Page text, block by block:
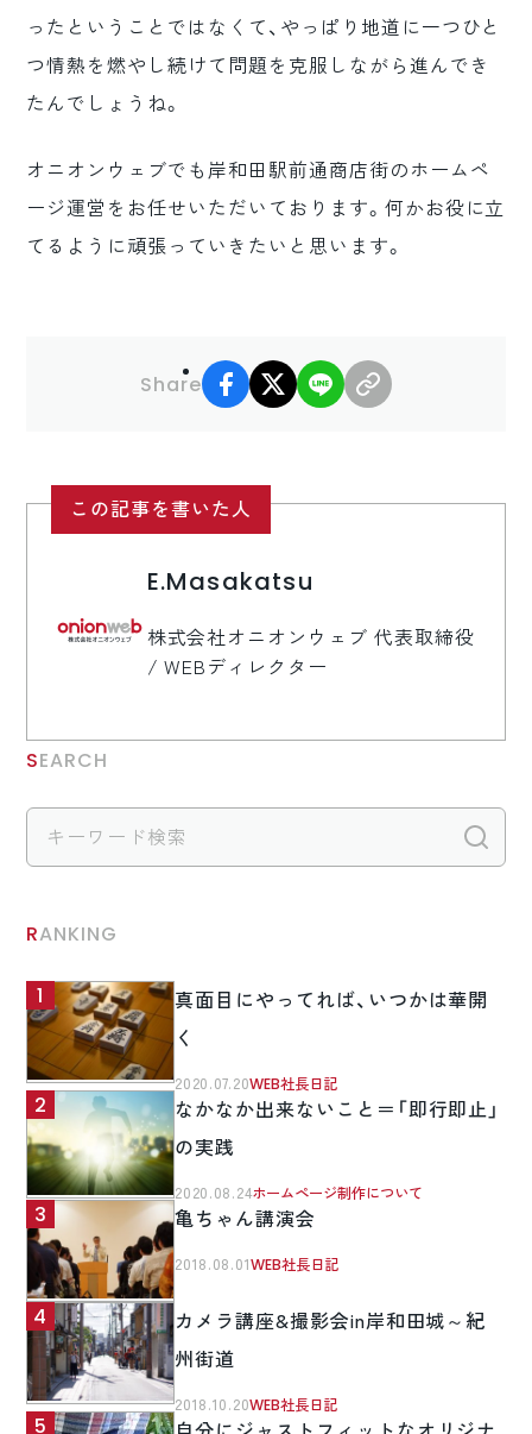
ったということではなくて、やっぱり地道に一つひと
つ情熱を燃やし続けて問題を克服しながら進んでき
たんでしょうね。
オニオンウェブでも岸和田駅前通商店街のホームペ
ージ運営をお任せいただいております。何かお役に立
てるように頑張っていきたいと思います。
Share
facebook
X LINE
この記事を書いた人
E.Masakatsu
株式会社オニオンウェブ 代表取締役
/ WEBディレクター
SEARCH
RANKING
真面目にやってれば、いつかは華開
く
2020.07.20WEB社長日記
なかなか出来ないこと＝「即行即止」
の実践
2020.08.24ホームページ制作について
亀ちゃん講演会
2018.08.01WEB社長日記
カメラ講座&撮影会in岸和田城～紀
州街道
2018.10.20WEB社長日記
自分にジャストフィットなオリジナ